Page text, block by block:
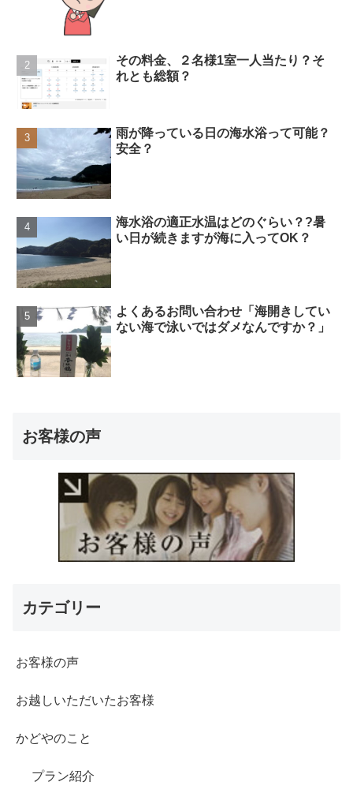
その料金、２名様1室一人当たり？そ
れとも総額？
雨が降っている日の海水浴って可能？
安全？
海水浴の適正水温はどのぐらい？?暑
い日が続きますが海に入ってOK？
よくあるお問い合わせ「海開きしてい
ない海で泳いではダメなんですか？」
お客様の声
カテゴリー
お客様の声
お越しいただいたお客様
かどやのこと
プラン紹介